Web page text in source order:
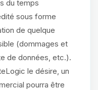
du temps
sous forme
de quelque
(dommages et
de données, etc.).
le désire, un
pourra être